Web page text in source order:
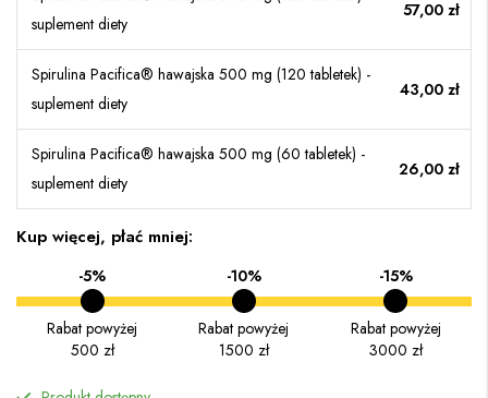
suplement diety
57,00 zł
Spirulina Pacifica® hawajska 500 mg (120 tabletek) -
suplement diety
43,00 zł
Spirulina Pacifica® hawajska 500 mg (60 tabletek) -
suplement diety
26,00 zł
Kup więcej, płać mniej:
-5%
Rabat powyżej
500 zł
-10%
Rabat powyżej
1500 zł
-15%
Rabat powyżej
3000 zł